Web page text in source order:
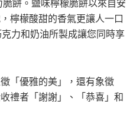
餅。鹽味檸檬脆餅以來自安
檸檬酸甜的香氣更讓人一口
力和奶油所製成讓您同時享
「優雅的美」，還有象徵
禮者「謝謝」、「恭喜」和